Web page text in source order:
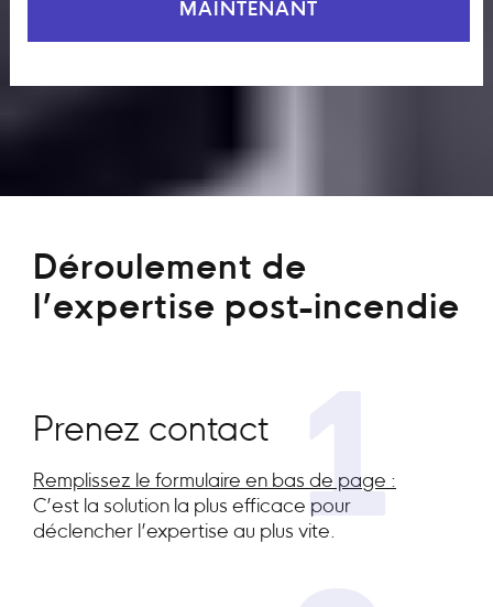
MAINTENANT
Déroulement de
l’expertise post-incendie
1
Prenez contact
Remplissez le formulaire en bas de page :
C’est la solution la plus efficace pour
déclencher l’expertise au plus vite.